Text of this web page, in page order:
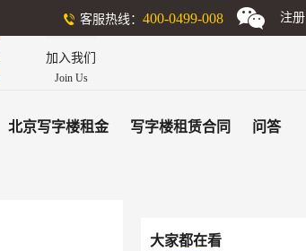
客服热线： 400-0499-008 注册
加入我们
Join Us
北京写字楼租金 写字楼租赁合同 问答
大家都在看